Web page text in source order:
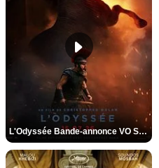
L'Odyssée Bande-annonce VO STFR